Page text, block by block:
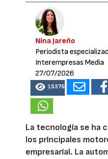
Nina Jareño
Periodista
Interempresas Media
27/07/2026
15376
La tecnología se ha
los principales
empresarial. La